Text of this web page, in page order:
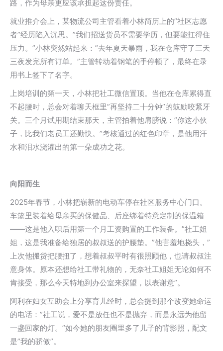
路，作为母亲更应该承担起这份责任。
就业推介会上，某物流公司主管看着小林简历上的”社区志愿
者”经历陷入沉思。”我们招送货员不需要学历，但要能扛得住
压力。”小林突然站起来：”去年夏天暴雨，我在仓库守了三天
三夜发完所有订单。”主管转动着钢笔的手停顿了，最终在录
用书上签下了名字。
上岗培训的第一天，小林把社工微信置顶。当他在仓库累得直
不起腰时，总会对着聊天框里”再坚持二十分钟”的鼓励咬紧牙
关。三个月试用期结束那天，主管拍着他肩膀说：”你这小伙
子，比我们老员工还勤快。”考核通过的红色印章，是他用汗
水和泪水浇灌出的第一朵成功之花。
向阳而生
2025年春节，小林把崭新的电动车停在社区服务中心门口。
车篮里装着给母亲买的保健品、后座绑着特意定制的保温箱
——这是他入职后用第一个月工资购置的工作装备。”社工姐
姐，这是我准备给独居的叔叔送的护腰垫。”他害羞地挠头，”
上次他搬货把腰扭了，想着叔叔平时有很照顾他，也请叔叔注
意身体。原本还想给社工带礼物的，无奈社工姐姐无论如何不
肯接受，那么今天特地到办公室来探望，以表谢意”。
阿利在妇女互助会上分享育儿经时，总会提到那个改变她命运
的电话：”社工说，爱不是放任也不是抛弃，而是永远为他留
一盏回家的灯。”如今她的朋友圈里多了儿子的背影照，配文
是”我的骄傲”。